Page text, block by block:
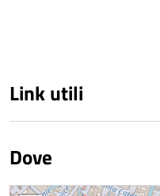
Link utili
Dove